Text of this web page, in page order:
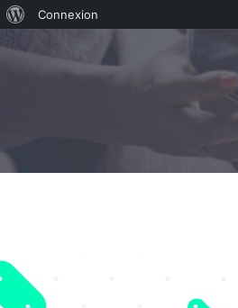
Connexion